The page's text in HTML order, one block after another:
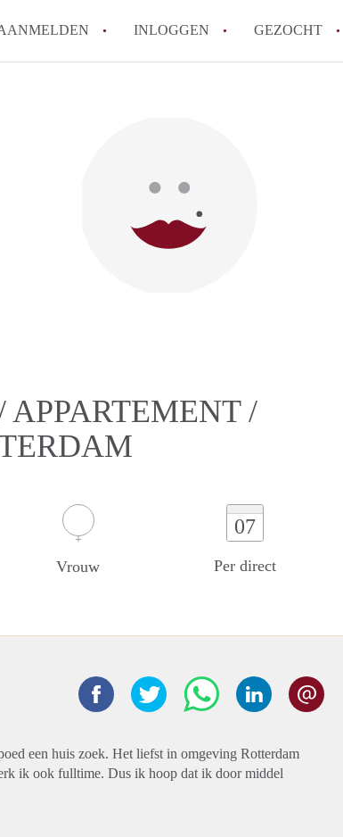
INLOGGEN GEZOCHT
/
Vrouw
07
Per direct
een huis zoek. Het liefst in omgeving Rotterdam
ik ook fulltime. Dus ik hoop dat ik door middel